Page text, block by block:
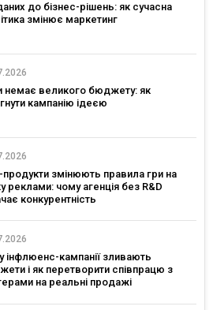
до бізнес-рішень: як сучасна
змінює маркетинг
немає великого бюджету: як
кампанію ідеєю
продукти змінюють правила гри на
реклами: чому агенція без R&D
конкурентність
інфлюенс-кампанії зливають
і як перетворити співпрацю з
на реальні продажі